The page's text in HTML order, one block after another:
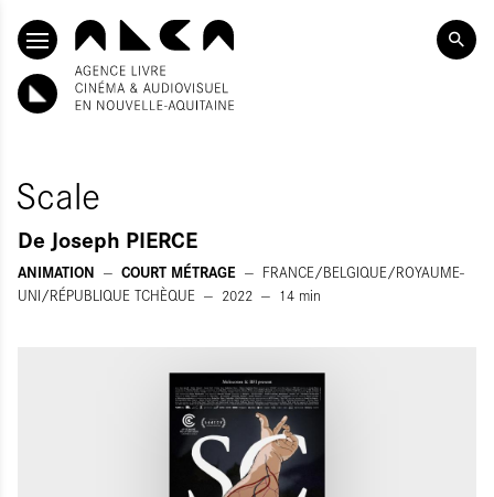
ALLER AU CONTENU PRINCIPAL
Scale
De Joseph PIERCE
ANIMATION COURT MÉTRAGE
FRANCE/BELGIQUE/ROYAUME-
UNI/RÉPUBLIQUE TCHÈQUE
2022 14 min